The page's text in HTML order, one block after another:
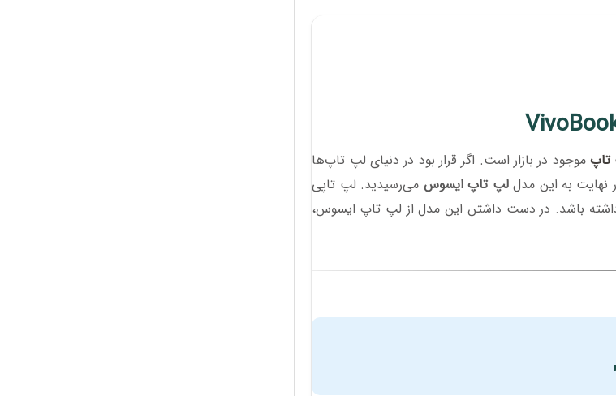
تاپ موجود در بازار است. اگر قرار بود در دنیای لپ تاپ‌ها
نهایت به این مدللپ تاپ ایسوس می‌رسیدید. لپ تاپی
باشد. در دست داشتن این مدل از لپ تاپ ایسوس،